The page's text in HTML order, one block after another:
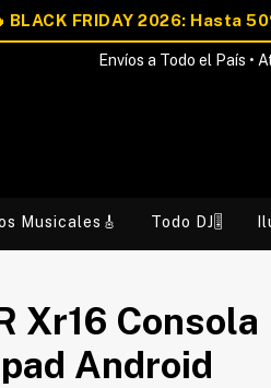
Envíos a Todo el País •
Musicales🎸 Todo DJ🎚️
Xr16
Android